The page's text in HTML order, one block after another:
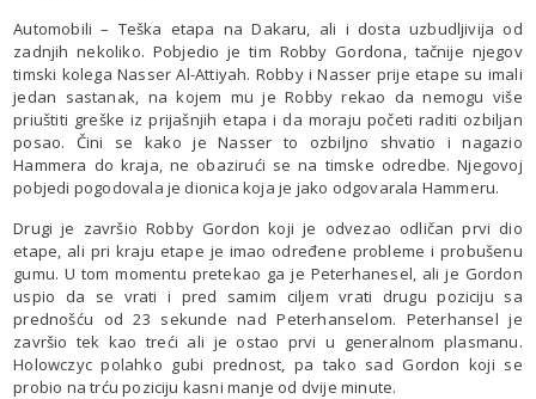
Automobili – Teška etapa na Dakaru, ali i dosta uzbudljivija od
zadnjih nekoliko. Pobjedio je tim Robby Gordona, tačnije njegov
timski kolega Nasser Al-Attiyah. Robby i Nasser prije etape su imali
jedan sastanak, na kojem mu je Robby rekao da nemogu više
priuštiti greške iz prijašnjih etapa i da moraju početi raditi ozbiljan
posao. Čini se kako je Nasser to ozbiljno shvatio i nagazio
Hammera do kraja, ne obazirući se na timske odredbe. Njegovoj
pobjedi pogodovala je dionica koja je jako odgovarala Hammeru.
Drugi je završio Robby Gordon koji je odvezao odličan prvi dio
etape, ali pri kraju etape je imao određene probleme i probušenu
gumu. U tom momentu pretekao ga je Peterhanesel, ali je Gordon
uspio da se vrati i pred samim ciljem vrati drugu poziciju sa
prednošću od 23 sekunde nad Peterhanselom. Peterhansel je
završio tek kao treći ali je ostao prvi u generalnom plasmanu.
Holowczyc polahko gubi prednost, pa tako sad Gordon koji se
probio na trću poziciju kasni manje od dvije minute.